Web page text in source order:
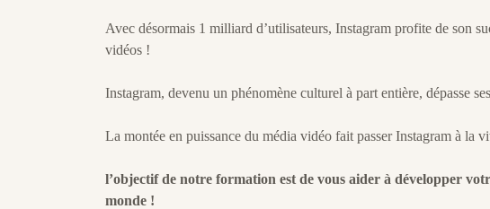
Avec désormais 1 milliard d’utilisateurs, Instagram profite de son
vidéos !
Instagram, devenu un phénomène culturel à part entière, dépasse
La montée en puissance du média vidéo fait passer Instagram à la
l’objectif de notre formation est de vous aider à développer
monde !